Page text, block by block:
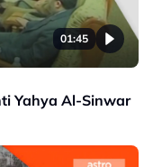
01:45
Yahya Al-Sinwar